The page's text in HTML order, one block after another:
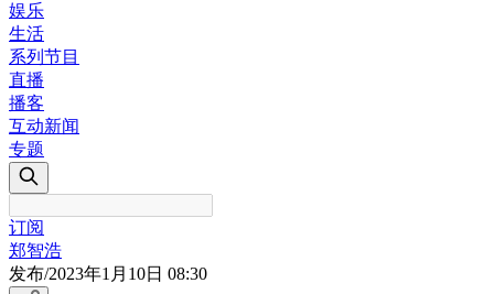
娱乐
生活
系列节目
直播
播客
互动新闻
专题
订阅
郑智浩
发布/2023年1月10日 08:30